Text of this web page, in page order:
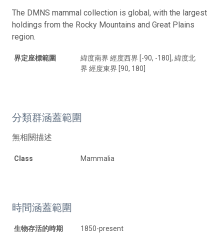
The DMNS mammal collection is global, with the largest
holdings from the Rocky Mountains and Great Plains
region.
界定座標範圍
緯度南界 經度西界 [-90, -180], 緯度北
界 經度東界 [90, 180]
分類群涵蓋範圍
無相關描述
Class Mammalia
時間涵蓋範圍
生物存活的時期 1850-present